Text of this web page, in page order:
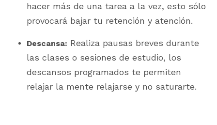
hacer más de una tarea a la vez, esto sólo
provocará bajar tu retención y atención.
Descansa: Realiza pausas breves durante
las clases o sesiones de estudio, los
descansos programados te permiten
relajar la mente relajarse y no saturarte.